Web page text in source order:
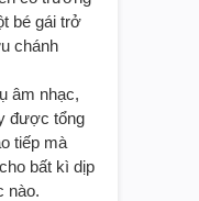
bé gái trở
chánh
âm nhạc,
được tổng
tiếp mà
bất kì dịp
nào.